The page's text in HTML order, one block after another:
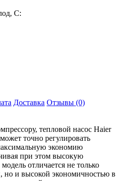
С:
Доставка Отзывы (0)
тепловой насос Haier
точно регулировать
экономию
при этом высокую
отличается не только
но и высокой экономичностью в